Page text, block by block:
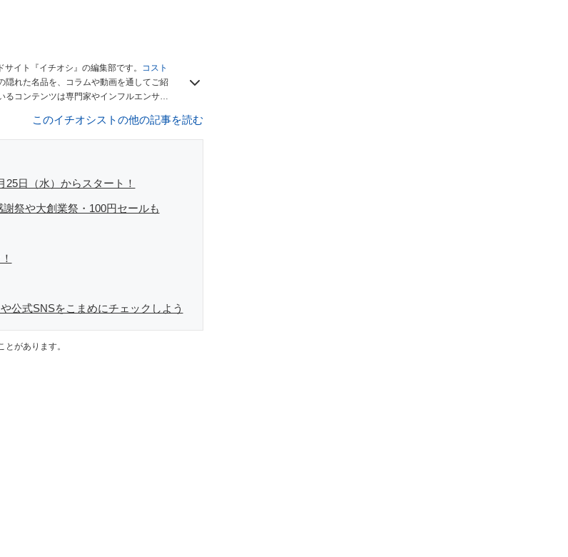
イト『イチオシ』の編集部です。
コスト
隠れた名品を、コラムや動画を通してご紹
コンテンツは専門家やインフルエンサー
このイチオシストの他の記事を読む
日（水）からスタート！
祭や大創業祭・100円セールも
公式SNSをこまめにチェックしよう
があります。